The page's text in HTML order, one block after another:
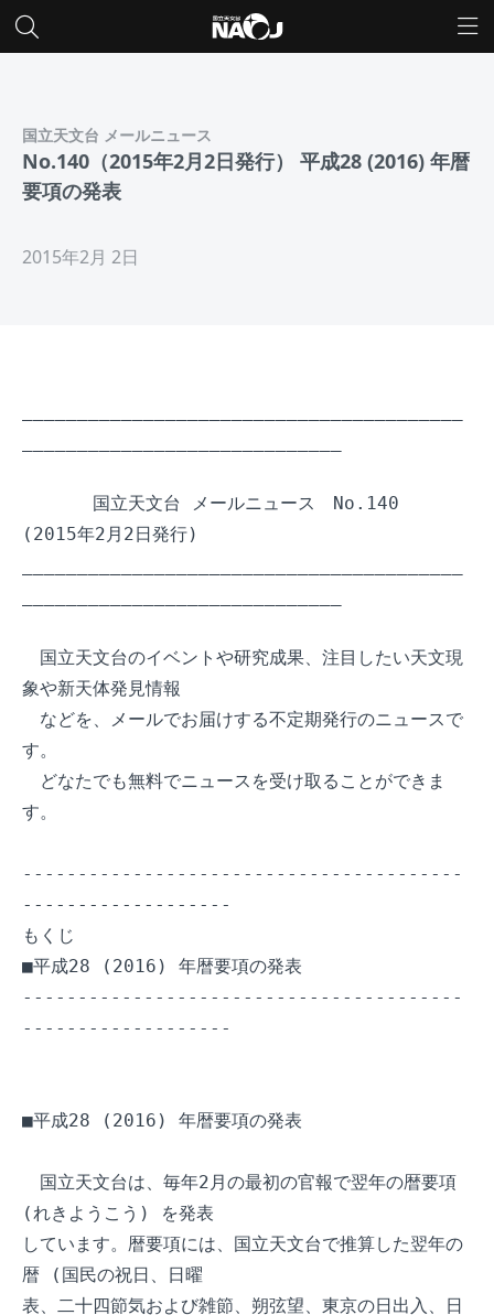
国立天文台 メールニュース
No.140（2015年2月2日発行） 平成28 (2016) 年暦
要項の発表
2015年2月 2日
国立天文台 メールニュース　No.140
(2015年2月2日発行)
国立天文台のイベントや研究成果、注目したい天文現
象や新天体発見情報
などを、メールでお届けする不定期発行のニュースで
す。
どなたでも無料でニュースを受け取ることができま
す。
----------------------------------------
-------------------
もくじ
■平成28 (2016) 年暦要項の発表
----------------------------------------
-------------------
■平成28 (2016) 年暦要項の発表
国立天文台は、毎年2月の最初の官報で翌年の暦要項
(れきようこう) を発表
しています。暦要項には、国立天文台で推算した翌年の
暦 (国民の祝日、日曜
表、二十四節気および雑節、朔弦望、東京の日出入、日